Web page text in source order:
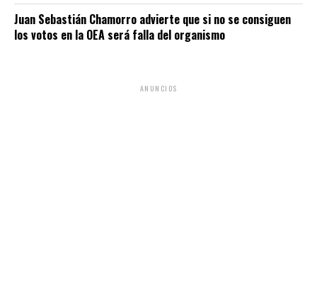
Juan Sebastián Chamorro advierte que si no se consiguen
los votos en la OEA será falla del organismo
ANUNCIOS